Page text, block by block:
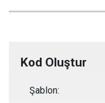
Kod Oluştur
Şablon: